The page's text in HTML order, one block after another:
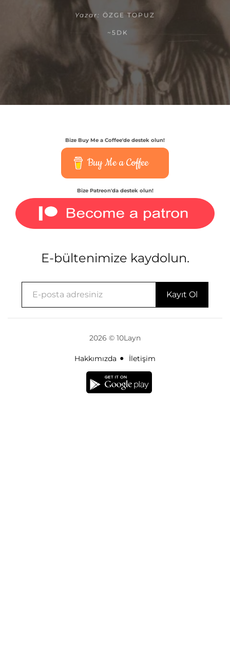
Yazar: ÖZGE TOPUZ
~5DK
Bize Buy Me a Coffee'de destek olun!
Buy Me a Coffee
Bize Patreon'da destek olun!
E-bültenimize kaydolun.
2026 © 10Layn
Hakkımızda İletişim